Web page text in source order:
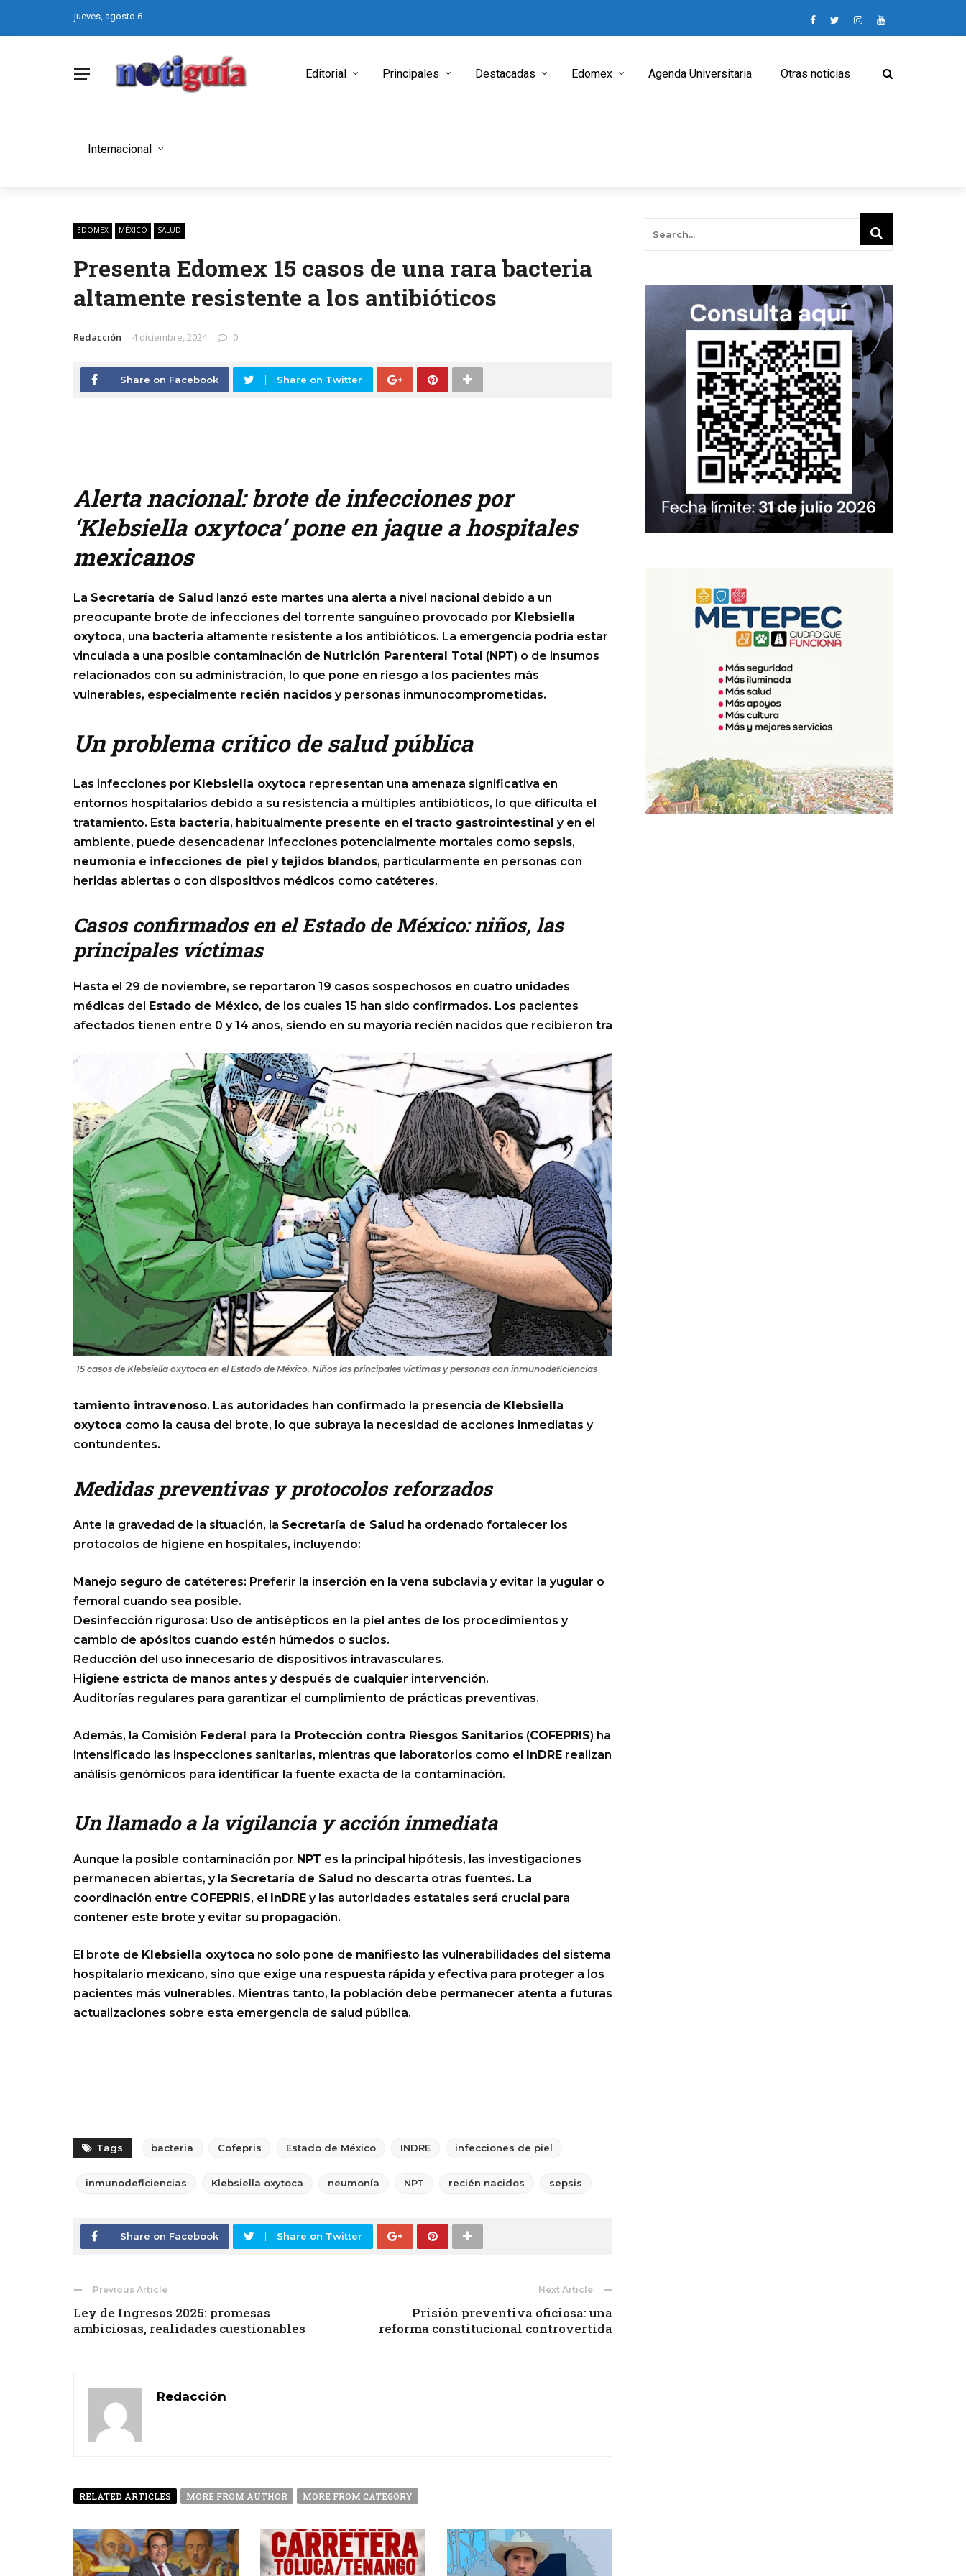
jueves, agosto 6
Editorial Principales Destacadas Edomex Agenda Universitaria Otras noticias
Internacional
EDOMEX MÉXICO SALUD
Presenta Edomex 15 casos de una rara bacteria
altamente resistente a los antibióticos
Redacción 4 diciembre, 2024 0
Share on Facebook Share on Twitter
Alerta nacional: brote de infecciones por
‘Klebsiella oxytoca’ pone en jaque a hospitales
mexicanos
La Secretaría de Salud lanzó este martes una alerta a nivel nacional debido a un
preocupante brote de infecciones del torrente sanguíneo provocado por Klebsiella
oxytoca, una bacteria altamente resistente a los antibióticos. La emergencia podría estar
vinculada a una posible contaminación de Nutrición Parenteral Total (NPT) o de insumos
relacionados con su administración, lo que pone en riesgo a los pacientes más
vulnerables, especialmente recién nacidos y personas inmunocomprometidas.
Un problema crítico de salud pública
Las infecciones por Klebsiella oxytoca representan una amenaza significativa en
entornos hospitalarios debido a su resistencia a múltiples antibióticos, lo que dificulta el
tratamiento. Esta bacteria, habitualmente presente en el tracto gastrointestinal y en el
ambiente, puede desencadenar infecciones potencialmente mortales como sepsis,
neumonía e infecciones de piel ytejidos blandos, particularmente en personas con
heridas abiertas o con dispositivos médicos como catéteres.
Casos confirmados en el Estado de México: niños, las
principales víctimas
Hasta el 29 de noviembre, se reportaron 19 casos sospechosos en cuatro unidades
médicas del Estado de México, de los cuales 15 han sido confirmados. Los pacientes
afectados tienen entre 0 y 14 años, siendo en su mayoría recién nacidos que recibieron tra
15 casos de Klebsiella oxytoca en el Estado de México. Niños las principales víctimas y personas con inmunodeficiencias
tamiento intravenoso. Las autoridades han confirmado la presencia de Klebsiella
oxytoca como la causa del brote, lo que subraya la necesidad de acciones inmediatas y
contundentes.
Medidas preventivas y protocolos reforzados
Ante la gravedad de la situación, la Secretaría de Salud ha ordenado fortalecer los
protocolos de higiene en hospitales, incluyendo:
Manejo seguro de catéteres: Preferir la inserción en la vena subclavia y evitar la yugular o
femoral cuando sea posible.
Desinfección rigurosa: Uso de antisépticos en la piel antes de los procedimientos y
cambio de apósitos cuando estén húmedos o sucios.
Reducción del uso innecesario de dispositivos intravasculares.
Higiene estricta de manos antes y después de cualquier intervención.
Auditorías regulares para garantizar el cumplimiento de prácticas preventivas.
Además, la Comisión Federal para la Protección contra Riesgos Sanitarios (COFEPRIS) ha
intensificado las inspecciones sanitarias, mientras que laboratorios como el InDRE realizan
análisis genómicos para identificar la fuente exacta de la contaminación.
Un llamado a la vigilancia y acción inmediata
Aunque la posible contaminación por NPT es la principal hipótesis, las investigaciones
permanecen abiertas, y la Secretaría de Salud no descarta otras fuentes. La
coordinación entre COFEPRIS, el InDRE y las autoridades estatales será crucial para
contener este brote y evitar su propagación.
El brote de Klebsiella oxytoca no solo pone de manifiesto las vulnerabilidades del sistema
hospitalario mexicano, sino que exige una respuesta rápida y efectiva para proteger a los
pacientes más vulnerables. Mientras tanto, la población debe permanecer atenta a futuras
actualizaciones sobre esta emergencia de salud pública.
Tags bacteria Cofepris Estado de México INDRE infecciones de piel
inmunodeficiencias Klebsiella oxytoca neumonía NPT recién nacidos sepsis
Share on Facebook Share on Twitter
Previous Article
Ley de Ingresos 2025: promesas
ambiciosas, realidades cuestionables
Next Article
Prisión preventiva oficiosa: una
reforma constitucional controvertida
Redacción
RELATED ARTICLES MORE FROM AUTHOR MORE FROM CATEGORY